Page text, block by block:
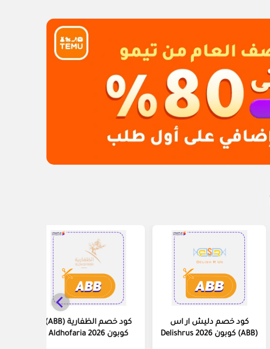
كود خصم دليش ار اس
(ABB) كوبون Delishrus 2026
كود خصم الظفارية (ABB)
كوبون Aldhofaria 2026